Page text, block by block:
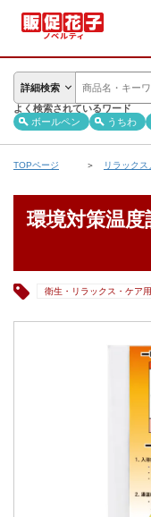
詳細検索
よく検索されているワード
ボールペン
うちわ
TOPページ リラック
環境対策温
衛生・リラックス・ケア